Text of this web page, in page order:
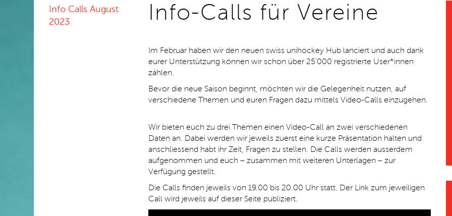
Info Calls August
2023
Info-Calls für Vereine
Im Februar haben wir den neuen swiss unihockey Hub lanciert und auch dank
eurer Unterstützung können wir schon über 25'000 registrierte User*innen
zählen.
Bevor die neue Saison beginnt, möchten wir die Gelegenheit nutzen, auf
verschiedene Themen und euren Fragen dazu mittels Video-Calls einzugehen.
Wir bieten euch zu drei Themen einen Video-Call an zwei verschiedenen
Daten an. Dabei werden wir jeweils zuerst eine kurze Präsentation halten und
anschliessend habt ihr Zeit, Fragen zu stellen. Die Calls werden ausserdem
aufgenommen und euch – zusammen mit weiteren Unterlagen – zur
Verfügung gestellt.
Die Calls finden jeweils von 19.00 bis 20.00 Uhr statt. Der Link zum jeweiligen
Call wird jeweils auf dieser Seite publiziert.